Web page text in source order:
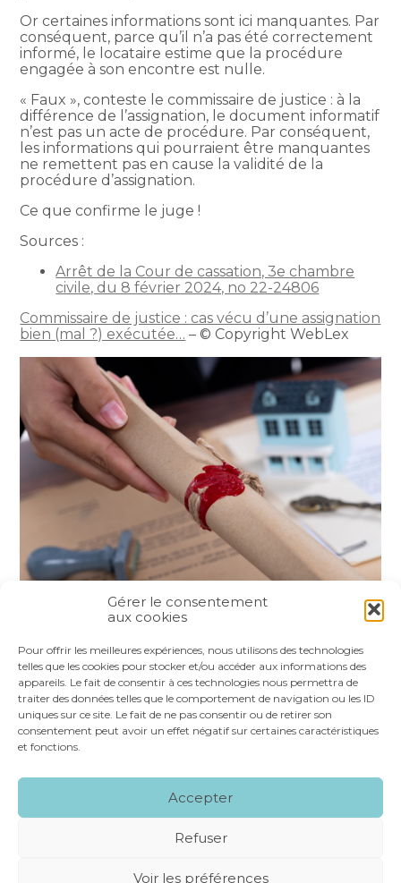
Gérer le consentement
aux cookies
Pour offrir les meilleures expériences, nous utilisons des technologies
telles que les cookies pour stocker et/ou accéder aux informations des
appareils. Le fait de consentir à ces technologies nous permettra de
traiter des données telles que le comportement de navigation ou les ID
uniques sur ce site. Le fait de ne pas consentir ou de retirer son
consentement peut avoir un effet négatif sur certaines caractéristiques
et fonctions.
Accepter
Refuser
Voir les préférences
Or certaines informations sont ici manquantes. Par
conséquent, parce qu’il n’a pas été correctement
informé, le locataire estime que la procédure
engagée à son encontre est nulle.
« Faux », conteste le commissaire de justice : à la
différence de l’assignation, le document informatif
n’est pas un acte de procédure. Par conséquent,
les informations qui pourraient être manquantes
ne remettent pas en cause la validité de la
procédure d’assignation.
Ce que confirme le juge !
Sources :
Arrêt de la Cour de cassation, 3e chambre
civile, du 8 février 2024, no 22-24806
Commissaire de justice : cas vécu d’une assignation
bien (mal ?) exécutée… – © Copyright WebLex
FaceBook
TwitterLinkedIn
Footer
NOS SERVICES
NOS SPÉCIALITÉS
RECRUTEMENT CONTACT
MENTIONS LÉGALES PLAN DU SITE